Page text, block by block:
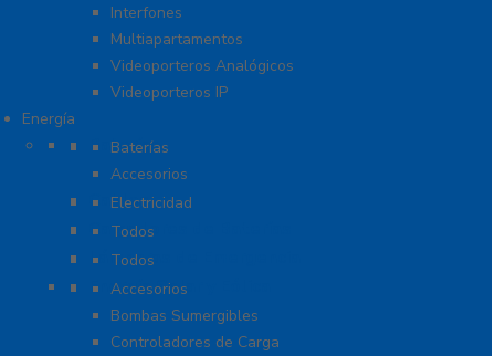
Interfones
Multiapartamentos
Videoporteros Analógicos
Videoporteros IP
Energía
Baterías
Baterías
Accesorios
Cables
Electricidad
Cargadores de Baterías
Todos
Lámparas de Emergencia
Todos
Energía Solar y Eólica
Accesorios
Bombas Sumergibles
Controladores de Carga